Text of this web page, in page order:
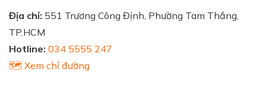
Địa chỉ: 551 Trương Công Định, Phường Tam Thắng,
TP.HCM
Hotline: 034 5555 247
🗺️ Xem chỉ đường